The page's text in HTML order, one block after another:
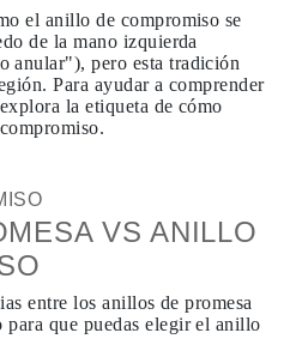
el anillo de compromiso se
de la mano izquierda
anular"), pero esta tradición
Para ayudar a comprender
la etiqueta de cómo
VS ANILLO
entre los anillos de promesa
que puedas elegir el anillo